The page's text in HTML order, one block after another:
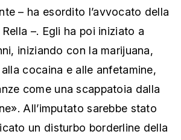
– ha esordito l’avvocato della
–. Egli ha poi iniziato a
iniziando con la marijuana,
cocaina e alle anfetamine,
come una scappatoia dalla
All’imputato sarebbe stato
un disturbo borderline della